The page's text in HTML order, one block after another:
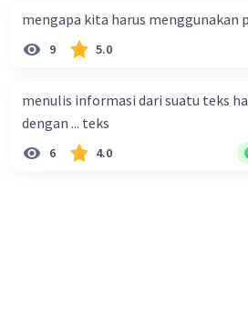
mengapa kita harus menggunakan
9 5.0
menulis informasi dari suatu teks
dengan ... teks
6 4.0